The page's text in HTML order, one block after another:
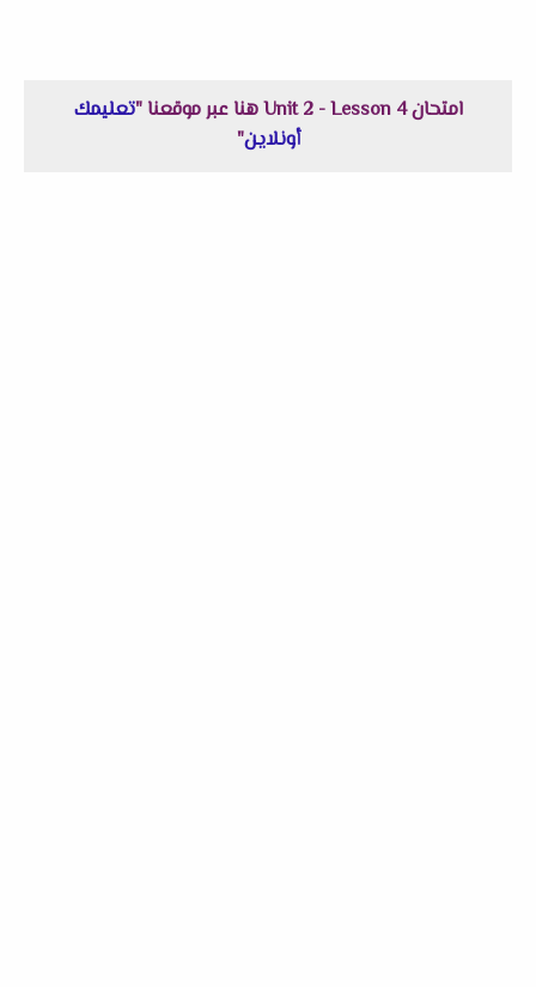
امتحان Unit 2 - Lesson 4 هنا عبر موقعنا "
تعليمك
أونلاين"